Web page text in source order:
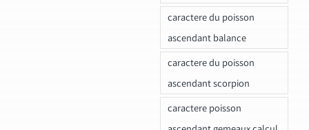
caractere du poisson
ascendant balance
caractere du poisson
ascendant scorpion
caractere poisson